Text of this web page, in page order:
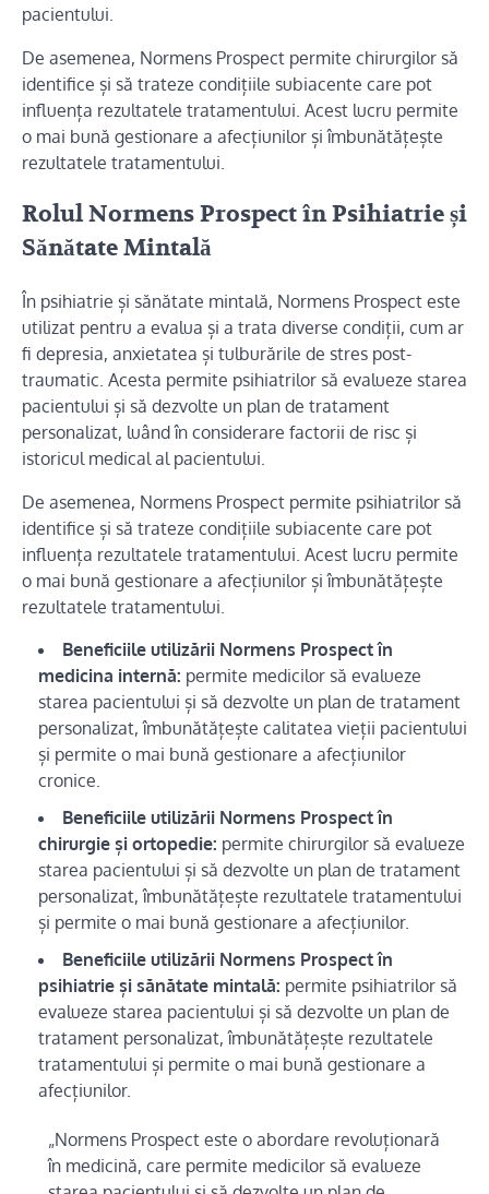
pacientului.
De asemenea, Normens Prospect permite chirurgilor să
identifice și să trateze condițiile subiacente care pot
influența rezultatele tratamentului. Acest lucru permite
o mai bună gestionare a afecțiunilor și îmbunătățește
rezultatele tratamentului.
Rolul Normens Prospect în Psihiatrie și
Sănătate Mintală
În psihiatrie și sănătate mintală, Normens Prospect este
utilizat pentru a evalua și a trata diverse condiții, cum ar
fi depresia, anxietatea și tulburările de stres post-
traumatic. Acesta permite psihiatrilor să evalueze starea
pacientului și să dezvolte un plan de tratament
personalizat, luând în considerare factorii de risc și
istoricul medical al pacientului.
De asemenea, Normens Prospect permite psihiatrilor să
identifice și să trateze condițiile subiacente care pot
influența rezultatele tratamentului. Acest lucru permite
o mai bună gestionare a afecțiunilor și îmbunătățește
rezultatele tratamentului.
Beneficiile utilizării Normens Prospect în
medicina internă: permite medicilor să evalueze
starea pacientului și să dezvolte un plan de tratament
personalizat, îmbunătățește calitatea vieții pacientului
și permite o mai bună gestionare a afecțiunilor
cronice.
Beneficiile utilizării Normens Prospect în
chirurgie și ortopedie: permite chirurgilor să evalueze
starea pacientului și să dezvolte un plan de tratament
personalizat, îmbunătățește rezultatele tratamentului
și permite o mai bună gestionare a afecțiunilor.
Beneficiile utilizării Normens Prospect în
psihiatrie și sănătate mintală: permite psihiatrilor să
evalueze starea pacientului și să dezvolte un plan de
tratament personalizat, îmbunătățește rezultatele
tratamentului și permite o mai bună gestionare a
afecțiunilor.
„Normens Prospect este o abordare revoluționară
în medicină, care permite medicilor să evalueze